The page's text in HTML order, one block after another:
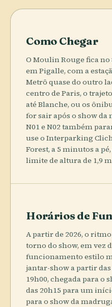
Como Chegar
O Moulin Rouge fica no
em Pigalle, com a
Metrô quase do outro
centro de Paris, o
até Blanche, ou os
for sair após o show
N01 e N02 também
use o Interparking
Forest, a 5 minutos a
limite de altura de 1,9
Horários de
A partir de 2026, o
torno do show, em vez
funcionamento estilo
jantar-show a partir
19h00, chegada para
das 20h15 para um
para o show da